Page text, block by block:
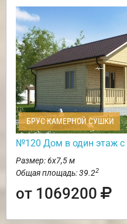
БРУС КАМЕРНОЙ СУШКИ
№120 Дом в один этаж с
Размер: 6х7,5 м
Общая площадь: 39.22
от 1069200